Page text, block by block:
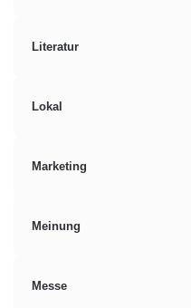
Literatur
Lokal
Marketing
Meinung
Messe